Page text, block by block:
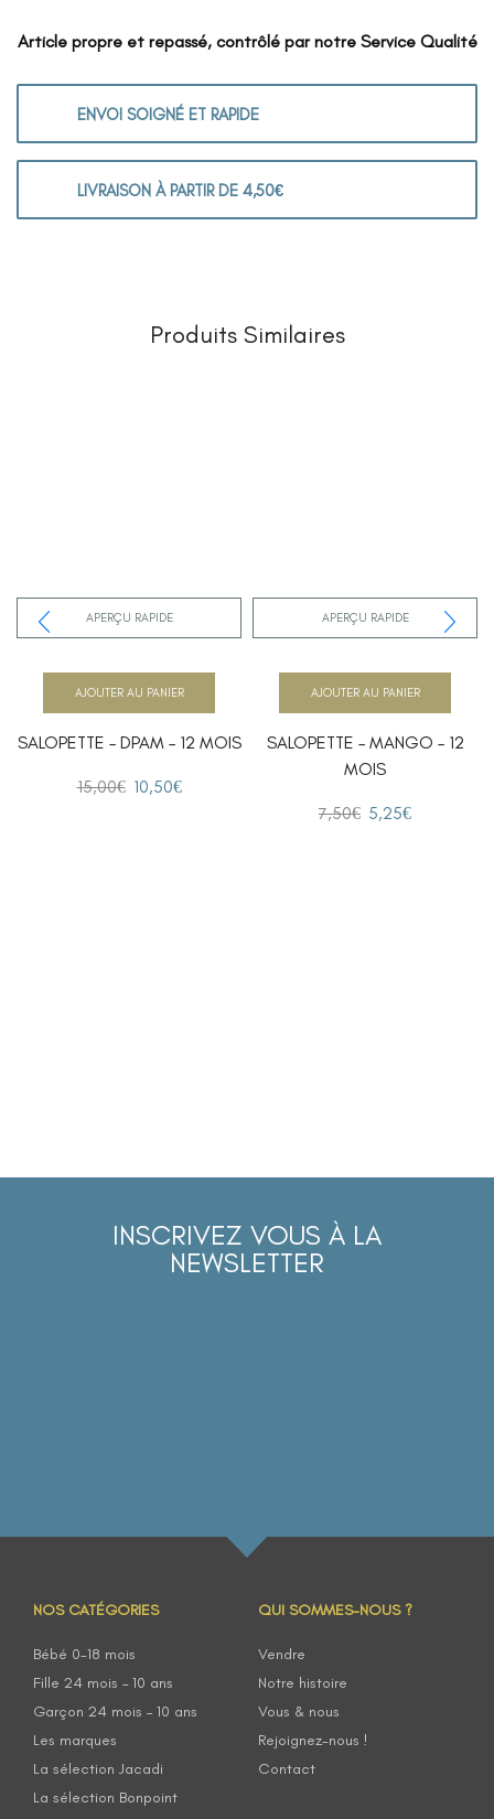
Article propre et repassé, contrôlé par notre Service Qualité
ENVOI SOIGNÉ ET RAPIDE
LIVRAISON À PARTIR DE 4,50€
Produits Similaires
APERÇU RAPIDE
SALOPETTE – DPAM – 12 MOIS
15,00€ 10,50€
AJOUTER AU PANIER
APERÇU RAPIDE
SALOPETTE – MANGO – 12
MOIS
7,50€ 5,25€
AJOUTER AU PANIER
INSCRIVEZ VOUS À LA
NEWSLETTER
NOS CATÉGORIES
Bébé 0-18 mois
Fille 24 mois – 10 ans
Garçon 24 mois – 10 ans
Les marques
La sélection Jacadi
La sélection Bonpoint
QUI SOMMES-NOUS ?
Vendre
Notre histoire
Vous & nous
Rejoignez-nous !
Contact